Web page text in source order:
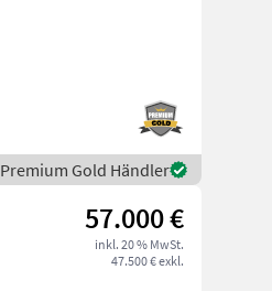
Premium Gold Händler
57.000 €
inkl. 20 % MwSt.
47.500 € exkl.